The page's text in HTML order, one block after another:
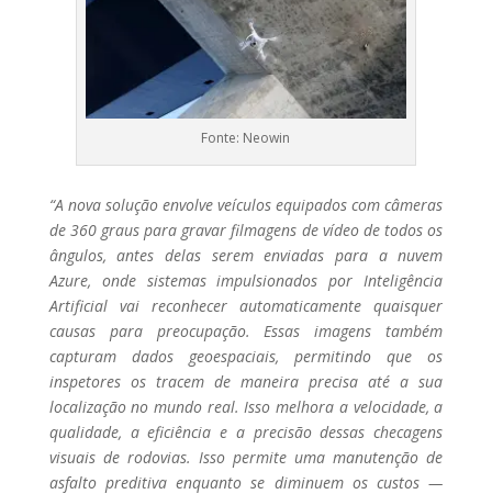
Fonte: Neowin
“A nova solução envolve veículos equipados com câmeras
de 360 graus para gravar filmagens de vídeo de todos os
ângulos, antes delas serem enviadas para a nuvem
Azure, onde sistemas impulsionados por Inteligência
Artificial vai reconhecer automaticamente quaisquer
causas para preocupação. Essas imagens também
capturam dados geoespaciais, permitindo que os
inspetores os tracem de maneira precisa até a sua
localização no mundo real. Isso melhora a velocidade, a
qualidade, a eficiência e a precisão dessas checagens
visuais de rodovias. Isso permite uma manutenção de
asfalto preditiva enquanto se diminuem os custos —